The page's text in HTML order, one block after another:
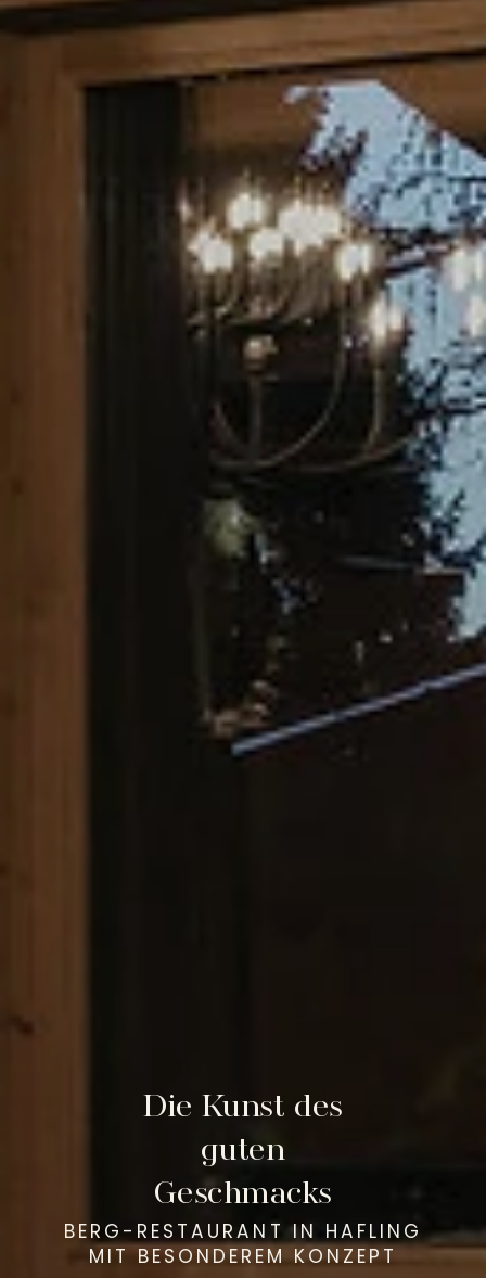
Die Kunst des
guten
Geschmacks
BERG-RESTAURANT IN HAFLING
MIT BESONDEREM KONZEPT